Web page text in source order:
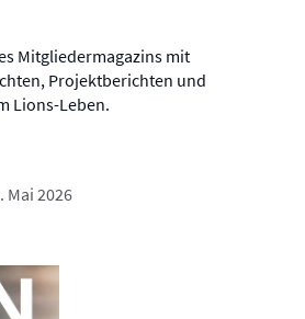
Mitgliedermagazins mit
Projektberichten und
Lions-Leben.
Mai 2026